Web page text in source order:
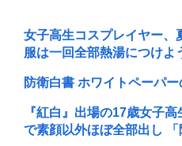
女子高生コスプレイヤー、
服は一回全部熱湯につけよ
防衛白書 ホワイトペーパ
『紅白』出場の17歳女子
で素顔以外ほぼ全部出し